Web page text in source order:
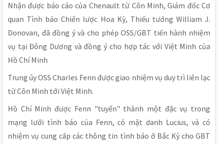
Nhận được báo cáo của Chenault từ Côn Minh, Giám đốc Cơ
quan Tình báo Chiến lược Hoa Kỳ, Thiếu tướng William J.
Donovan, đã đồng ý và cho phép OSS/GBT tiến hành nhiệm
vụ tại Đông Dương và đồng ý cho hợp tác với Việt Minh của
Hồ Chí Minh
Trung úy OSS Charles Fenn được giao nhiệm vụ duy trì liên lạc
từ Côn Minh tới Việt Minh.
Hồ Chí Minh được Fenn "tuyển" thành một đặc vụ trong
mạng lưới tình báo của Fenn, có mật danh Lucius, và có
nhiệm vụ cung cấp các thông tin tình báo ở Bắc Kỳ cho GBT